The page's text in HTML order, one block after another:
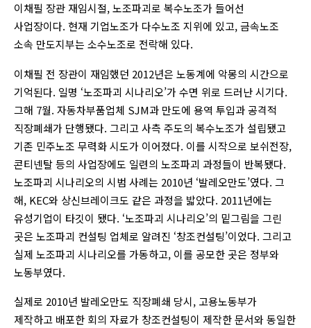
이채필 장관 재임시절, 노조파괴로 복수노조가 들어선
사업장이다. 현재 기업노조가 다수노조 지위에 있고, 금속노조
소속 만도지부는 소수노조로 전락해 있다.
이채필 전 장관이 재임했던 2012년은 노동계에 악몽의 시간으로
기억된다. 일명 ‘노조파괴 시나리오’가 수면 위로 드러난 시기다.
그해 7월. 자동차부품업체 SJM과 만도에 용역 투입과 공격적
직장폐쇄가 단행됐다. 그리고 사측 주도의 복수노조가 설립됐고
기존 민주노조 무력화 시도가 이어졌다. 이를 시작으로 보쉬전장,
콘티넨탈 등의 사업장에도 일련의 노조파괴 과정들이 반복됐다.
노조파괴 시나리오의 시범 사례는 2010년 ‘발레오만도’였다. 그
해, KEC와 상신브레이크도 같은 과정을 밟았다. 2011년에는
유성기업이 타깃이 됐다. ‘노조파괴 시나리오’의 밑그림을 그린
곳은 노조파괴 컨설팅 업체로 알려진 ‘창조컨설팅’이었다. 그리고
실제 노조파괴 시나리오를 가동하고, 이를 공모한 곳은 정부와
노동부였다.
실제로 2010년 발레오만도 직장폐쇄 당시, 고용노동부가
제작하고 배포한 회의 자료가 창조컨설팅이 제작한 문서와 동일한